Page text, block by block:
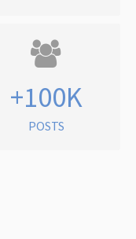
+100K
POSTS